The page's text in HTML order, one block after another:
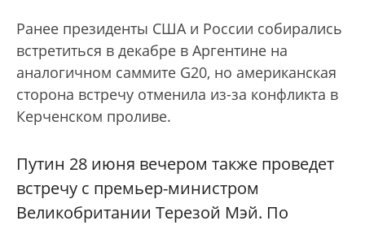
Ранее президенты США и России собирались
встретиться в декабре в Аргентине на
аналогичном саммите G20, но американская
сторона встречу отменила из-за конфликта в
Керченском проливе.
Путин 28 июня вечером также проведет
встречу с премьер-министром
Великобритании Терезой Мэй. По